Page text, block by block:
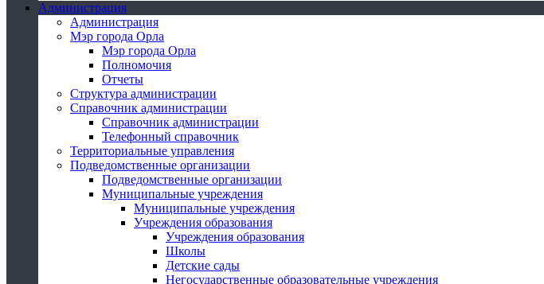
Администрация
Администрация
Мэр города Орла
Мэр города Орла
Полномочия
Отчеты
Структура администрации
Справочник администрации
Справочник администрации
Телефонный справочник
Территориальные управления
Подведомственные организации
Подведомственные организации
Муниципальные учреждения
Муниципальные учреждения
Учреждения образования
Учреждения образования
Школы
Детские сады
Негосударственные образовательные учреждения